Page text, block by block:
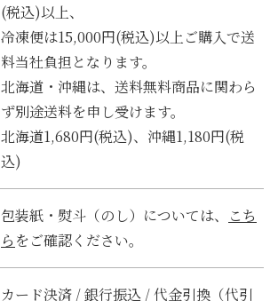
(税込)以上、
冷凍便は15,000円(税込)以上ご購入で送
料当社負担となります。
北海道・沖縄は、送料無料商品に関わら
ず別途送料を申し受けます。
北海道1,680円(税込)、沖縄1,180円(税
込)
包装紙・熨斗（のし）については、
こち
ら をご確認ください。
カード決済 / 銀行振込 / 代金引換（代引